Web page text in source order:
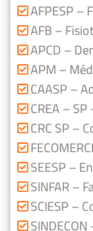
AFPESP –
AFB –
APCD –
APM –
CAASP –
CREA –
CRC SP –
SEESP –
SINFAR –
SCIESP –